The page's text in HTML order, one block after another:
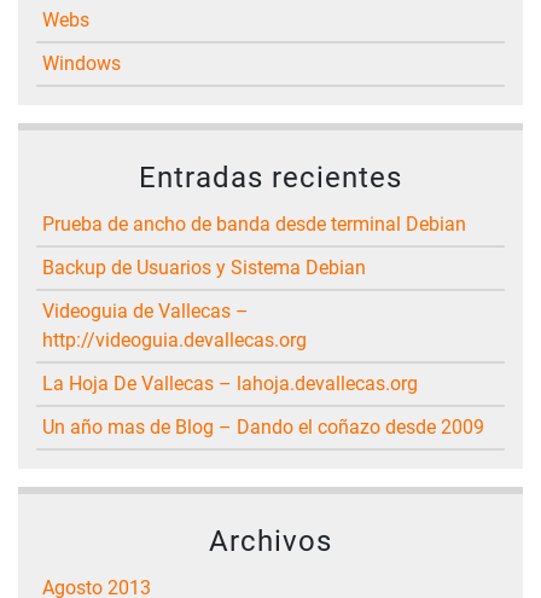
Webs
Windows
Entradas recientes
Prueba de ancho de banda desde terminal Debian
Backup de Usuarios y Sistema Debian
Videoguia de Vallecas –
http://videoguia.devallecas.org
La Hoja De Vallecas – lahoja.devallecas.org
Un año mas de Blog – Dando el coñazo desde 2009
Archivos
agosto 2013